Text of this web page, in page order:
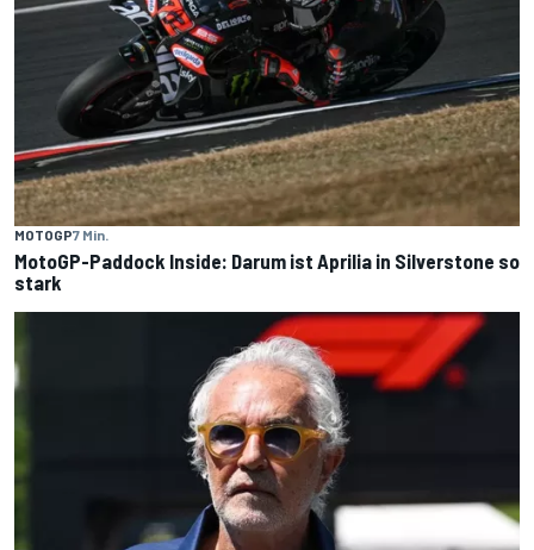
MOTOGP7 Min.
MotoGP-Paddock Inside: Darum ist Aprilia in Silverstone so
stark